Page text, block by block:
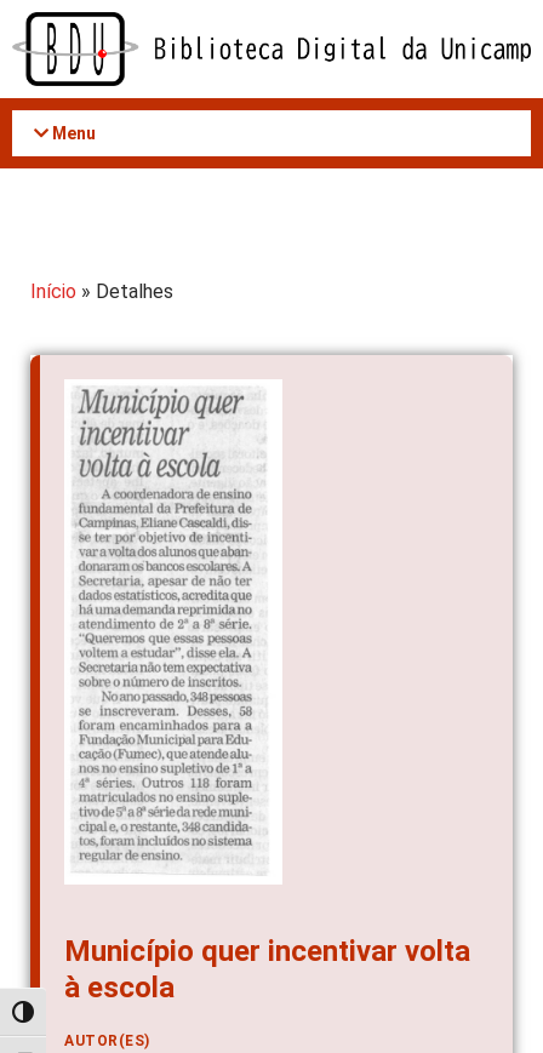
Acessar
conteúdo
Alternar alto contraste
Menu
Início » Detalhes
Município quer incentivar volta
à escola
AUTOR(ES)